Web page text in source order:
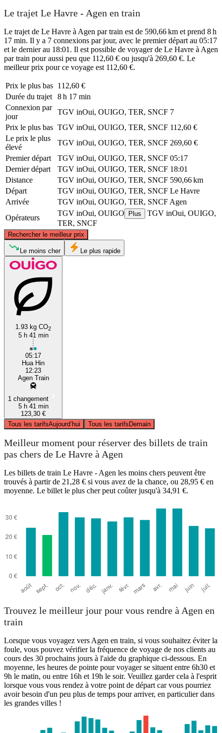
Le trajet Le Havre - Agen en train
Le trajet de Le Havre à Agen par train est de 590,66 km et prend 8 h
17 min. Il y a 7 connexions par jour, avec le premier départ au 05:17
et le dernier au 18:01. Il est possible de voyager de Le Havre à Agen
par train pour aussi peu que 112,60 € ou jusqu'à 269,60 €. Le
meilleur prix pour ce voyage est 112,60 €.
Prix ​​le plus bas 112,60 €
Durée du trajet
8 h 17 min
Connexion par
jour
TGV inOui, OUIGO, TER, SNCF 7
Prix ​​le plus bas TGV inOui, OUIGO, TER, SNCF 112,60 €
Le prix le plus
élevé
TGV inOui, OUIGO, TER, SNCF 269,60 €
Premier départ
TGV inOui, OUIGO, TER, SNCF 05:17
Dernier départ
TGV inOui, OUIGO, TER, SNCF 18:01
Distance
TGV inOui, OUIGO, TER, SNCF 590,66 km
Départ
TGV inOui, OUIGO, TER, SNCF Le Havre
Arrivée
TGV inOui, OUIGO, TER, SNCF Agen
Opérateurs
TGV inOui, OUIGO Plus
TGV inOui, OUIGO,
TER, SNCF
Rechercher le meilleur prix
Le Havre
Le moins cher Le plus rapide
1.93 kg CO2
5 h 41 min
05:17
Hua Hin
12:23
Agen Train
1 changement
5 h 41 min
123,30 €
Tous les tarifsAujourd’hui Tous les tarifsDemain
Meilleur moment pour réserver des billets de train
pas chers de Le Havre à Agen
Les billets de train Le Havre - Agen les moins chers peuvent être
trouvés à partir de 21,28 € si vous avez de la chance, ou 28,95 € en
moyenne. Le billet le plus cher peut coûter jusqu'à 34,91 €.
Trouvez le meilleur jour pour vous rendre à Agen en
train
Lorsque vous voyagez vers Agen en train, si vous souhaitez éviter la
foule, vous pouvez vérifier la fréquence de voyage de nos clients au
cours des 30 prochains jours à l'aide du graphique ci-dessous. En
moyenne, les heures de pointe pour voyager se situent entre 6h30 et
9h le matin, ou entre 16h et 19h le soir. Veuillez garder cela à l'esprit
lorsque vous vous rendez à votre point de départ car vous pourriez
avoir besoin d'un peu plus de temps pour arriver, en particulier dans
les grandes villes !